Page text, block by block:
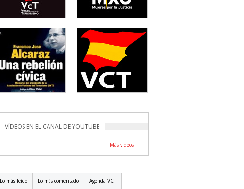
VÍDEOS EN EL CANAL DE YOUTUBE
Más videos
Lo más leído Lo más comentado Agenda VCT